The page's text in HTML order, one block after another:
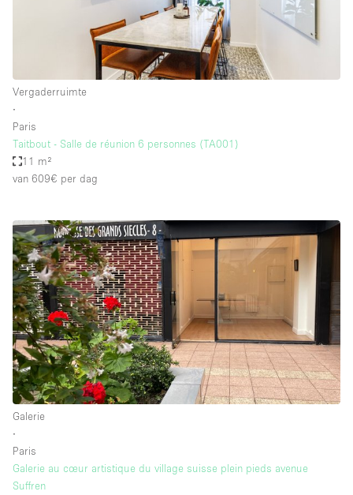
Vergaderruimte
∙
Paris
Taitbout - Salle de réunion 6 personnes (TA001)
11 m²
van 609€ per dag
Galerie
∙
Paris
Galerie au cœur artistique du village suisse plein pieds avenue
Suffren